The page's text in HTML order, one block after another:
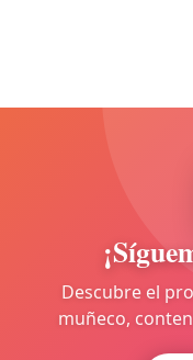
Descubre el
muñeco,